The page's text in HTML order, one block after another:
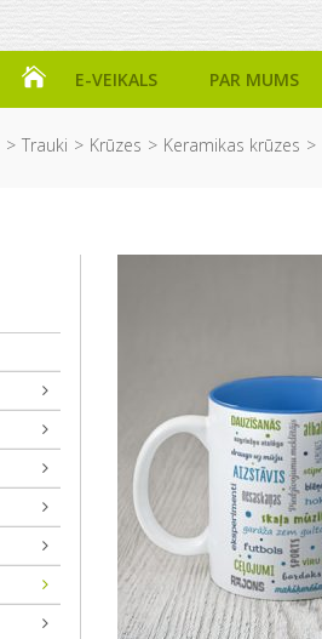
E-VEIKALS PAR MUMS
Trauki Krūzes Keramikas krūzes